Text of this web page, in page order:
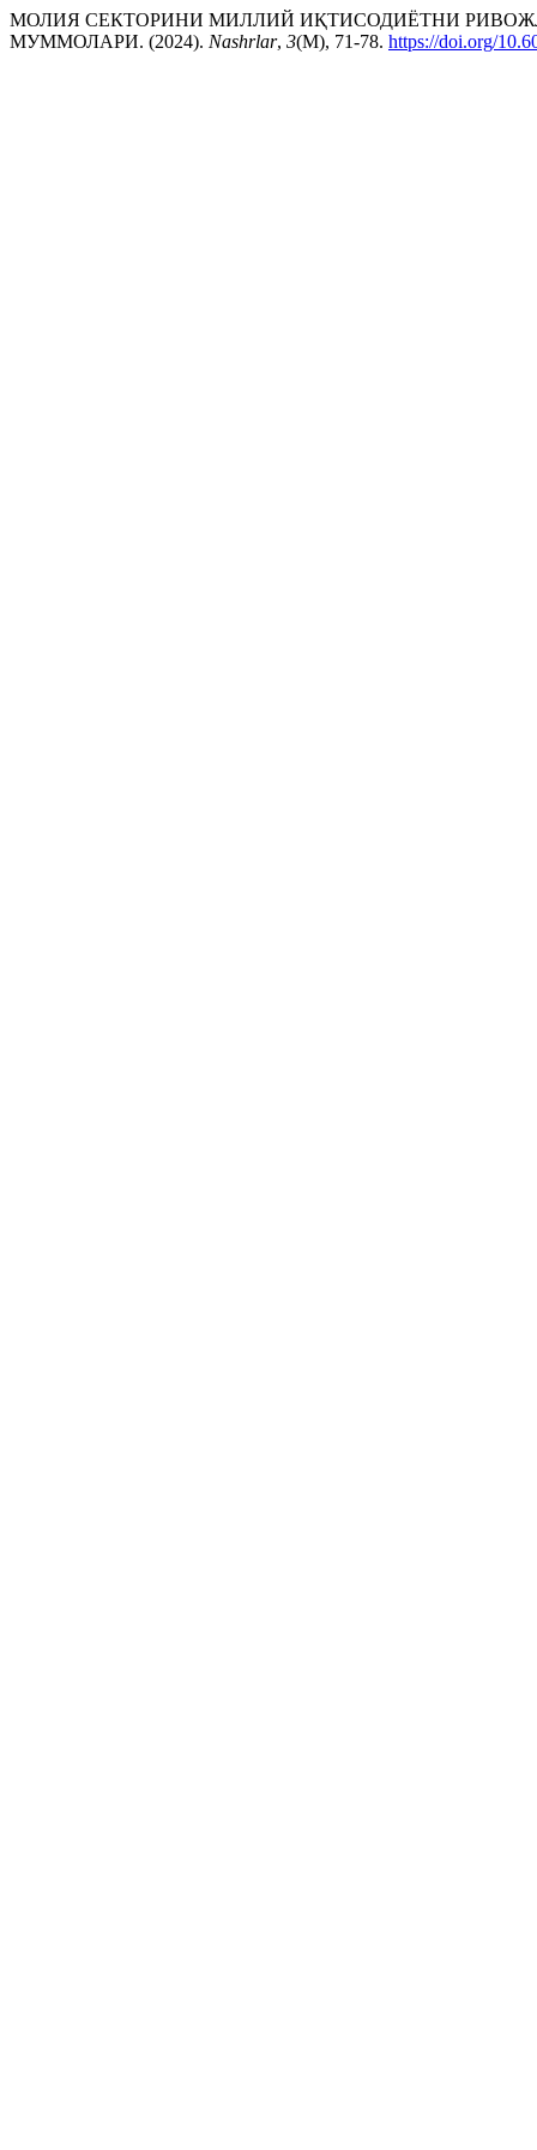
МОЛИЯ СЕКТОРИНИ МИЛЛИЙ ИҚТИСОДИЁТНИ
МУММОЛАРИ. (2024). Nashrlar, 3(M), 71-78. https://doi.org/